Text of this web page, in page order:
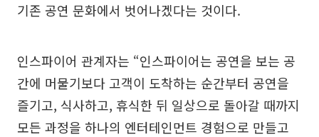
기존 공연 문화에서 벗어나겠다는 것이다.
인스파이어 관계자는 “인스파이어는 공연을 보는 공
간에 머물기보다 고객이 도착하는 순간부터 공연을
즐기고, 식사하고, 휴식한 뒤 일상으로 돌아갈 때까지
모든 과정을 하나의 엔터테인먼트 경험으로 만들고